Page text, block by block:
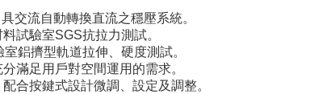
交流自動轉換直流之穩壓系統。
試驗室SGS抗拉力測試。
鋁擠型軌道拉伸、硬度測試。
滿足用戶對空間運用的需求。
合按鍵式設計微調、設定及調整。